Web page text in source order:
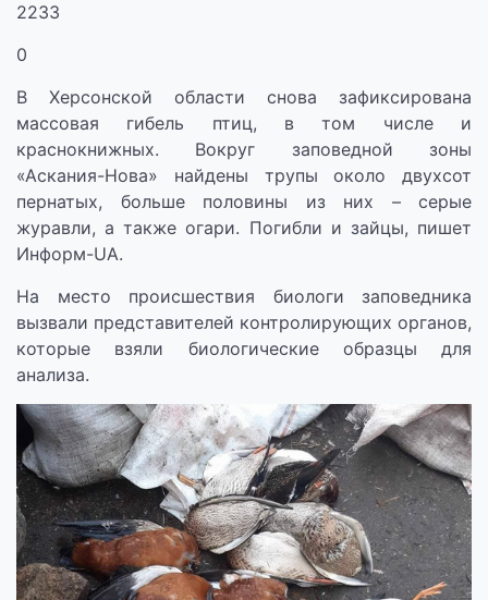
2233
0
В Херсонской области снова зафиксирована
массовая гибель птиц, в том числе и
краснокнижных. Вокруг заповедной зоны
«Аскания-Нова» найдены трупы около двухсот
пернатых, больше половины из них – серые
журавли, а также огари. Погибли и зайцы, пишет
Информ-UA.
На место происшествия биологи заповедника
вызвали представителей контролирующих органов,
которые взяли биологические образцы для
анализа.